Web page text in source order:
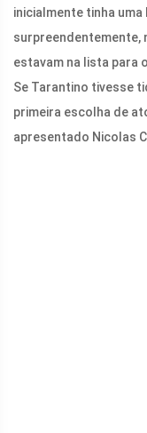
inicialmente tinha
surpreendentemente,
estavam na lista para
Se Tarantino tivesse
primeira escolha de
apresentado Nicolas